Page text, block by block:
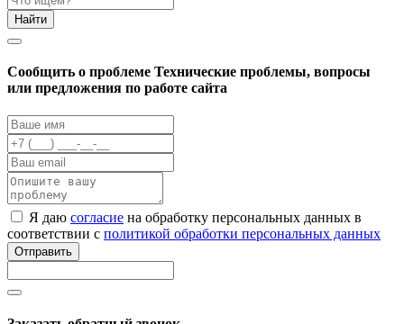
Найти
Cообщить о проблеме Технические проблемы, вопросы
или предложения по работе сайта
Я даю согласие на обработку персональных данных в
соответствии с политикой обработки персональных данных
Отправить